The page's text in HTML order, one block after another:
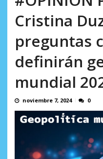
Cristina
preguntas
definirán
mundial
noviembre 7, 2024 0